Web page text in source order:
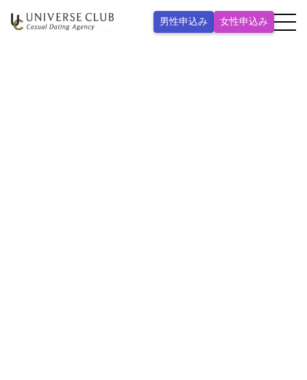
男性申込み 女性申込み